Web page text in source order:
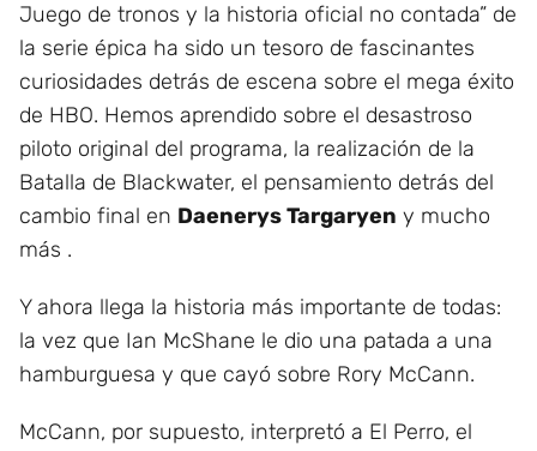
Juego de tronos y la historia oficial no contada” de
la serie épica ha sido un tesoro de fascinantes
curiosidades detrás de escena sobre el mega éxito
de HBO. Hemos aprendido sobre el desastroso
piloto original del programa, la realización de la
Batalla de Blackwater, el pensamiento detrás del
cambio final en Daenerys Targaryen y mucho
más .
Y ahora llega la historia más importante de todas:
la vez que Ian McShane le dio una patada a una
hamburguesa y que cayó sobre Rory McCann.
McCann, por supuesto, interpretó a El Perro, el